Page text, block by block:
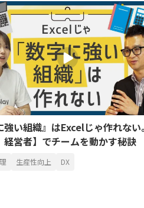
強い組織』はExcelじゃ作れない。
経営者】でチームを動かす秘訣
生産性向上 DX